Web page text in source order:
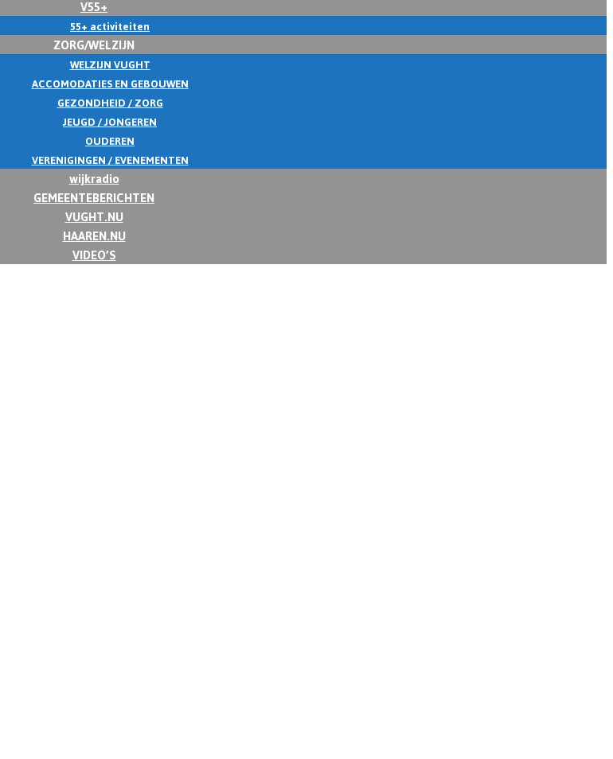
V55+
55+ activiteiten
ZORG/WELZIJN
WELZIJN VUGHT
ACCOMODATIES EN GEBOUWEN
GEZONDHEID / ZORG
JEUGD / JONGEREN
OUDEREN
VERENIGINGEN / EVENEMENTEN
wijkradio
GEMEENTEBERICHTEN
VUGHT.NU
HAAREN.NU
VIDEO’S